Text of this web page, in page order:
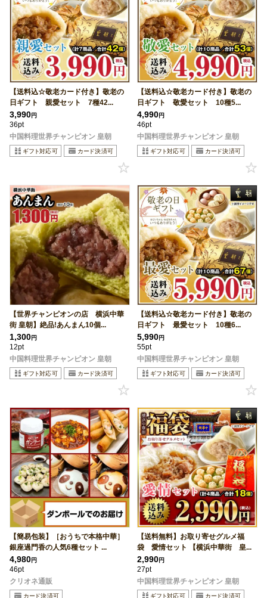
【送料込☆敬老カード付き】敬老の
日ギフト 親愛セット 7種42...
3,990円
36pt
中国料理世界チャンピオン 皇朝
【送料込☆敬老カード付き】敬老の
日ギフト 敬愛セット 10種5...
4,990円
46pt
中国料理世界チャンピオン 皇朝
【世界チャンピオンの店 横浜中華
街 皇朝】絶品!あんまん10個...
1,300円
12pt
中国料理世界チャンピオン 皇朝
【送料込☆敬老カード付き】敬老の
日ギフト 最愛セット 10種6...
5,990円
55pt
中国料理世界チャンピオン 皇朝
【簡易包装】［おうちで本格中華］
銀座過門香の人気6種セット ...
4,980円
46pt
クリオネ通販
【送料無料】お取り寄せグルメ福
袋 愛情セット 【横浜中華街 皇...
2,990円
27pt
中国料理世界チャンピオン 皇朝